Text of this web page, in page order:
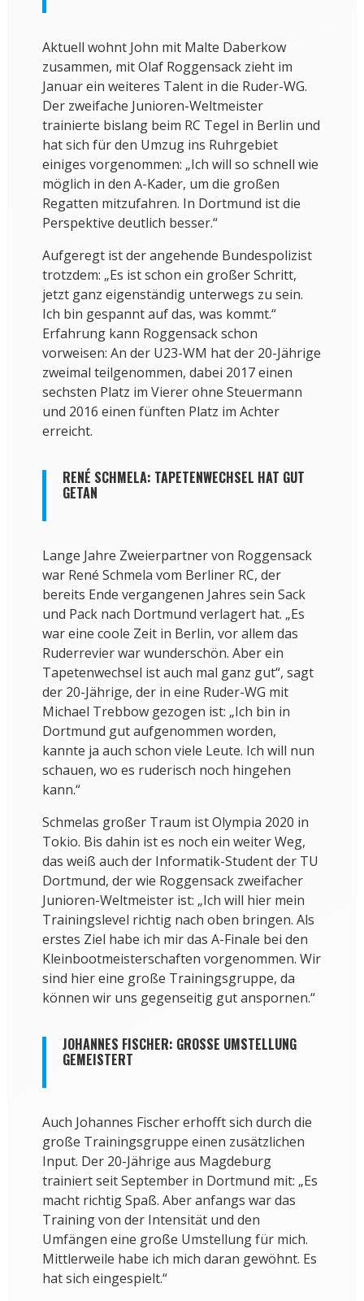
Aktuell wohnt John mit Malte Daberkow
zusammen, mit Olaf Roggensack zieht im
Januar ein weiteres Talent in die Ruder-WG.
Der zweifache Junioren-Weltmeister
trainierte bislang beim RC Tegel in Berlin und
hat sich für den Umzug ins Ruhrgebiet
einiges vorgenommen: „Ich will so schnell wie
möglich in den A-Kader, um die großen
Regatten mitzufahren. In Dortmund ist die
Perspektive deutlich besser.“
Aufgeregt ist der angehende Bundespolizist
trotzdem: „Es ist schon ein großer Schritt,
jetzt ganz eigenständig unterwegs zu sein.
Ich bin gespannt auf das, was kommt.“
Erfahrung kann Roggensack schon
vorweisen: An der U23-WM hat der 20-Jährige
zweimal teilgenommen, dabei 2017 einen
sechsten Platz im Vierer ohne Steuermann
und 2016 einen fünften Platz im Achter
erreicht.
RENÉ SCHMELA: TAPETENWECHSEL HAT GUT
GETAN
Lange Jahre Zweierpartner von Roggensack
war René Schmela vom Berliner RC, der
bereits Ende vergangenen Jahres sein Sack
und Pack nach Dortmund verlagert hat. „Es
war eine coole Zeit in Berlin, vor allem das
Ruderrevier war wunderschön. Aber ein
Tapetenwechsel ist auch mal ganz gut“, sagt
der 20-Jährige, der in eine Ruder-WG mit
Michael Trebbow gezogen ist: „Ich bin in
Dortmund gut aufgenommen worden,
kannte ja auch schon viele Leute. Ich will nun
schauen, wo es ruderisch noch hingehen
kann.“
Schmelas großer Traum ist Olympia 2020 in
Tokio. Bis dahin ist es noch ein weiter Weg,
das weiß auch der Informatik-Student der TU
Dortmund, der wie Roggensack zweifacher
Junioren-Weltmeister ist: „Ich will hier mein
Trainingslevel richtig nach oben bringen. Als
erstes Ziel habe ich mir das A-Finale bei den
Kleinbootmeisterschaften vorgenommen. Wir
sind hier eine große Trainingsgruppe, da
können wir uns gegenseitig gut anspornen.“
JOHANNES FISCHER: GROSSE UMSTELLUNG G
EMEISTERT
Auch Johannes Fischer erhofft sich durch die
große Trainingsgruppe einen zusätzlichen
Input. Der 20-Jährige aus Magdeburg
trainiert seit September in Dortmund mit: „Es
macht richtig Spaß. Aber anfangs war das
Training von der Intensität und den
Umfängen eine große Umstellung für mich.
Mittlerweile habe ich mich daran gewöhnt. Es
hat sich eingespielt.“